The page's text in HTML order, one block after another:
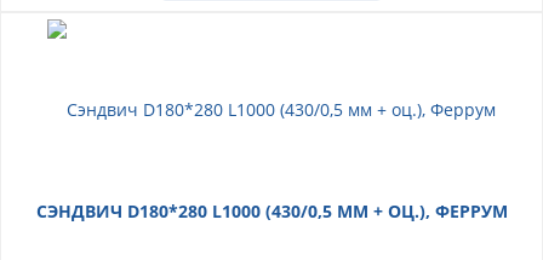
СЭНДВИЧ D180*280 L1000 (430/0,5 ММ + ОЦ.), ФЕРРУМ